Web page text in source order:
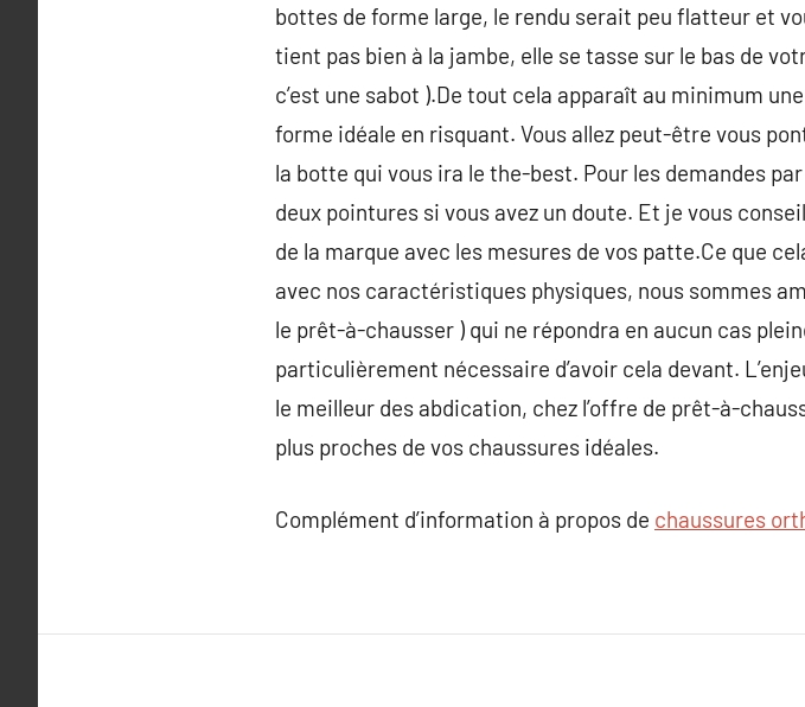
bottes de forme large, le rendu serait peu flatteur et
tient pas bien à la jambe, elle se tasse sur le bas de
c’est une sabot ).De tout cela apparaît au minimum
forme idéale en risquant. Vous allez peut-être vous
la botte qui vous ira le the-best. Pour les demandes
deux pointures si vous avez un doute. Et je vous
de la marque avec les mesures de vos patte.Ce que
avec nos caractéristiques physiques, nous sommes
le prêt-à-chausser ) qui ne répondra en aucun cas
particulièrement nécessaire d’avoir cela devant.
le meilleur des abdication, chez l’offre de prêt-à-
plus proches de vos chaussures idéales.
Complément d’information à propos de chaussures